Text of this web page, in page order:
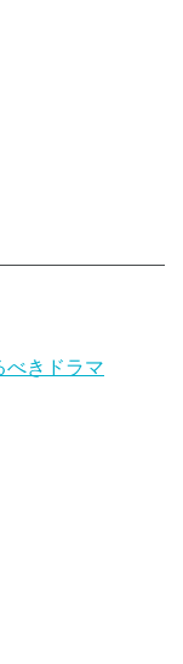
べきドラマ